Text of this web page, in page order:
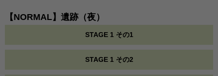
【NORMAL】遺跡（夜）
STAGE 1 その1
STAGE 1 その2